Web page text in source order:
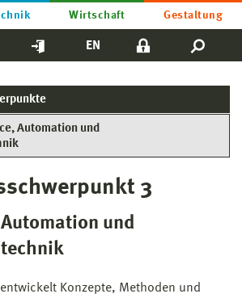
Wirtschaft Gestaltung
EN
Automation und
3
und
Konzepte, Methoden und